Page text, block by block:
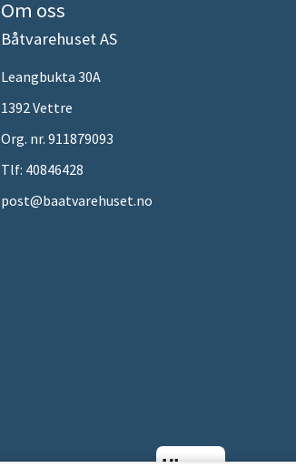
Om oss
Båtvarehuset AS
Leangbukta 30A
1392 Vettre
Org. nr. 911879093
Tlf: 40846428
post@baatvarehuset.no